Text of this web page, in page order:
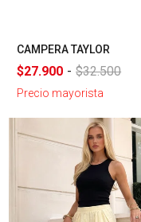
CAMPERA TAYLOR
$27.900 - $32.500
Precio mayorista